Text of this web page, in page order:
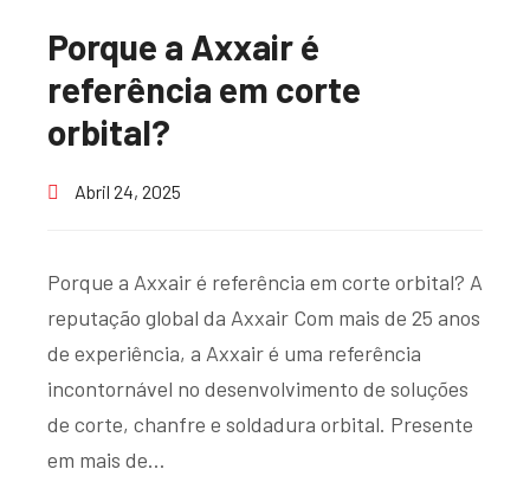
Porque a Axxair é
referência em corte
orbital?
Abril 24, 2025
Porque a Axxair é referência em corte orbital? A
reputação global da Axxair Com mais de 25 anos
de experiência, a Axxair é uma referência
incontornável no desenvolvimento de soluções
de corte, chanfre e soldadura orbital. Presente
em mais de…